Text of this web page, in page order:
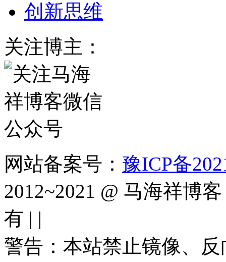
创新思维
关注博主：
网站备案号： 豫ICP备
2012~2021 @ 马海祥博
有 | |
警告：本站禁止镜像、